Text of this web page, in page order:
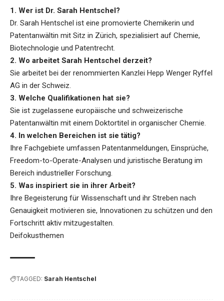
1. Wer ist Dr. Sarah Hentschel?
Dr. Sarah Hentschel ist eine promovierte Chemikerin und
Patentanwältin mit Sitz in Zürich, spezialisiert auf Chemie,
Biotechnologie und Patentrecht.
2. Wo arbeitet Sarah Hentschel derzeit?
Sie arbeitet bei der renommierten Kanzlei Hepp Wenger Ryffel
AG in der Schweiz.
3. Welche Qualifikationen hat sie?
Sie ist zugelassene europäische und schweizerische
Patentanwältin mit einem Doktortitel in organischer Chemie.
4. In welchen Bereichen ist sie tätig?
Ihre Fachgebiete umfassen Patentanmeldungen, Einsprüche,
Freedom-to-Operate-Analysen und juristische Beratung im
Bereich industrieller Forschung.
5. Was inspiriert sie in ihrer Arbeit?
Ihre Begeisterung für Wissenschaft und ihr Streben nach
Genauigkeit motivieren sie, Innovationen zu schützen und den
Fortschritt aktiv mitzugestalten.
Deifokusthemen
TAGGED: Sarah Hentschel